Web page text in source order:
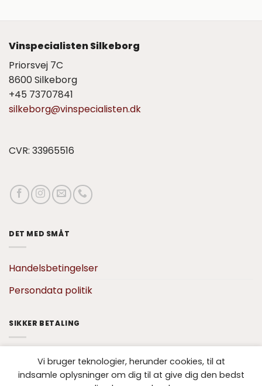
Vinspecialisten Silkeborg
Priorsvej 7C
8600 Silkeborg
+45 73707841
silkeborg@vinspecialisten.dk
CVR: 33965516
DET MED SMÅT
Handelsbetingelser
Persondata politik
SIKKER BETALING
Vi bruger teknologier, herunder cookies, til at
indsamle oplysninger om dig til at give dig den bedst